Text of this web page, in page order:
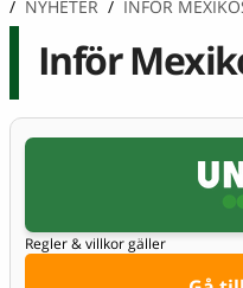
/ NYHETER / INFÖR
Inför
Regler & villkor gäller